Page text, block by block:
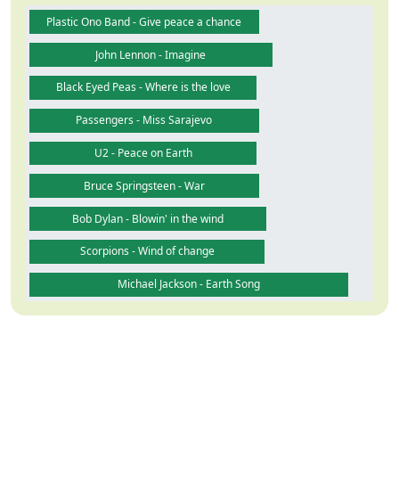
Plastic Ono Band - Give peace a chance
John Lennon - Imagine
Black Eyed Peas - Where is the love
Passengers - Miss Sarajevo
U2 - Peace on Earth
Bruce Springsteen - War
Bob Dylan - Blowin' in the wind
Scorpions - Wind of change
Michael Jackson - Earth Song